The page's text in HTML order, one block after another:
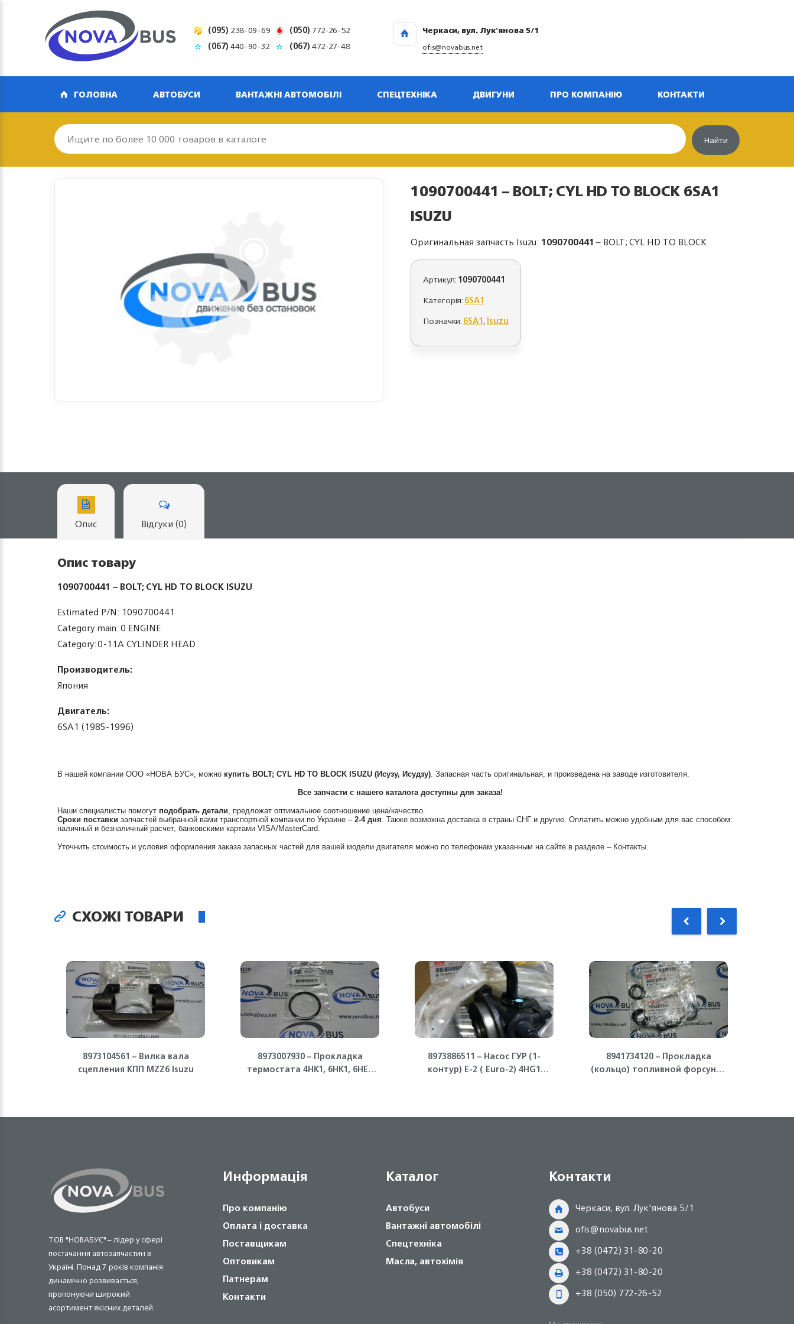
(095) 238-09-69 (050) 772-26-52
(067)440-90-32 (067)472-27-48
Черкаси, вул. Лук'янова 5/1
ofis@novabus.net
ГОЛОВНА АВТОБУСИ ВАНТАЖНІ АВТОМОБІЛІ СПЕЦТЕХНІКА ДВИГУНИ ПРО КОМПАНІЮ КОНТАКТИ
Найти
1090700441 – BOLT; CYL HD TO BLOCK 6SA1
ISUZU
Оригинальная запчасть Isuzu: 1090700441– BOLT; CYL HD TO BLOCK
Артикул:1090700441
Категорія:6SA1
Позначки:6SA1,Isuzu
Опис Відгуки (0)
Опис товару
1090700441 – BOLT; CYL HD TO BLOCK ISUZU
Estimated P/N: 1090700441
Category main: 0 ENGINE
Category: 0-11A CYLINDER HEAD
Производитель:
Япония
Двигатель:
6SA1 (1985-1996)
В нашей компании ООО «НОВА БУС», можно купить BOLT; CYL HD TO BLOCK ISUZU (Исузу, Исудзу). Запасная часть оригинальная, и произведена на заводе изготовителя.
Все запчасти с нашего каталога доступны для заказа!
Наши специалисты помогут подобрать детали, предложат оптимальное соотношение цена/качество.
Сроки поставки запчастей выбранной вами транспортной компании по Украине – 2-4 дня. Также возможна доставка в страны СНГ и другие. Оплатить можно удобным для вас способом:
наличный и безналичный расчет, банковскими картами VISA/MasterCard.
Уточнить стоимость и условия оформления заказа запасных частей для вашей модели двигателя можно по телефонам указанным на сайте в разделе – Контакты.
СХОЖІ ТОВАРИ
8973104561 – Вилка вала
сцепления КПП MZZ6 Isuzu
8973007930 – Прокладка
термостата 4HK1, 6HK1, 6HE1
8973886511 – Насос ГУР (1-
контур) Е-2 ( Euro-2) 4HG1
8941734120 – Прокладка
(кольцо) топливной форсунки
ТОВ "НОВАБУС" – лідер у сфері
постачання автозапчастин в
Україні. Понад 7 років компанія
динамічно розвивається,
пропонуючи широкий
асортимент якісних деталей.
Информація
Про компанію
Оплата і доставка
Поставщикам
Оптовикам
Патнерам
Контакти
Каталог
Автобуси
Вантажні автомобілі
Спецтехніка
Масла, автохімія
Контакти
Черкаси, вул. Лук'янова 5/1
ofis@novabus.net
+38 (0472) 31-80-20
+38 (0472) 31-80-20
+38 (050) 772-26-52